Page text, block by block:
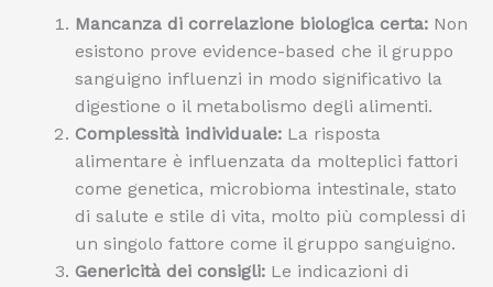
Mancanza di correlazione biologica certa: Non
esistono prove evidence-based che il gruppo
sanguigno influenzi in modo significativo la
digestione o il metabolismo degli alimenti.
Complessità individuale: La risposta
alimentare è influenzata da molteplici fattori
come genetica, microbioma intestinale, stato
di salute e stile di vita, molto più complessi di
un singolo fattore come il gruppo sanguigno.
Genericità dei consigli: Le indicazioni di